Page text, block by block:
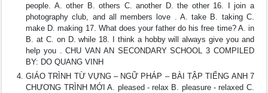
people. A. other B. others C. another D. the other 16. I join a
photography club, and all members love . A. take B. taking C.
make D. making 17. What does your father do his free time? A. in
B. at C. on D. while 18. I think a hobby will always give you and
help you . CHU VAN AN SECONDARY SCHOOL 3 COMPILED
BY: DO QUANG VINH
GIÁO TRÌNH TỪ VỰNG – NGỮ PHÁP – BÀI TẬP TIẾNG ANH 7
CHƯƠNG TRÌNH MỚI A. pleased - relax B. pleasure - relaxed C.